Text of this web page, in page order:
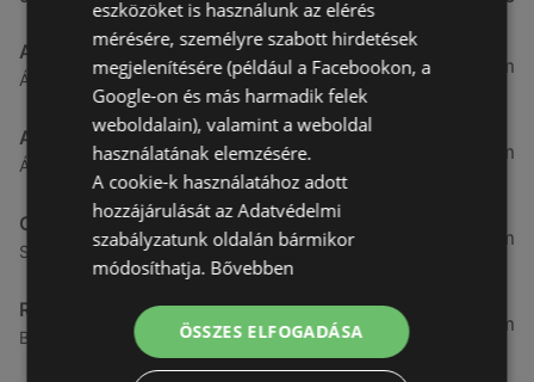
Aldi
Ágfalvi út 4/A., 9400 Sopron
3,26 km
ALDI
Ágfalvi út 4/a, 9400 Sopron
3,26 km
CBA
Somfalvi u. 14., 9400 Sopron
3,31 km
Reál
Besenyő u. 16., 9400 Sopron
3,32 km
eszközöket is használunk az elérés
mérésére, személyre szabott hirdetések
megjelenítésére (például a Facebookon, a
Google-on és más harmadik felek
weboldalain), valamint a weboldal
használatának elemzésére.
A cookie-k használatához adott
hozzájárulását az Adatvédelmi
szabályzatunk oldalán bármikor
módosíthatja. Bővebben
ÖSSZES ELFOGADÁSA